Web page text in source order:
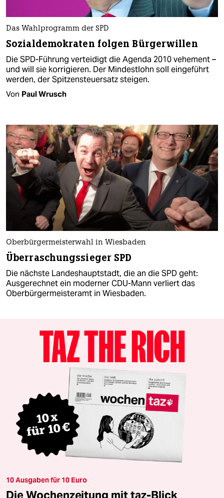
Das Wahlprogramm der SPD
Sozialdemokraten folgen Bürgerwillen
Die SPD-Führung verteidigt die Agenda 2010 vehement –
und will sie korrigieren. Der Mindestlohn soll eingeführt
werden, der Spitzensteuersatz steigen.
Von Paul Wrusch
Oberbürgermeisterwahl in Wiesbaden
Überraschungssieger SPD
Die nächste Landeshauptstadt, die an die SPD geht:
Ausgerechnet ein moderner CDU-Mann verliert das
Oberbürgermeisteramt in Wiesbaden.
10 Ausgaben für 10 Euro
Die Wochenzeitung mit taz-Blick